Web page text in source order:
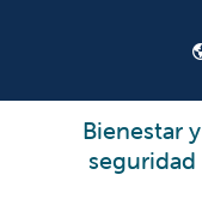
Bienestar y
seguridad